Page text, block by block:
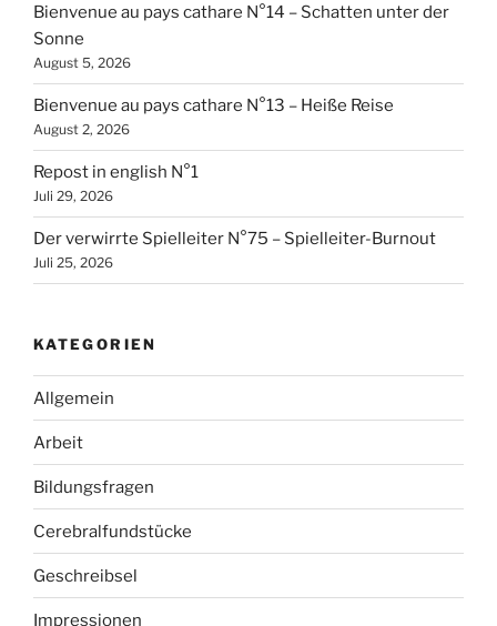
Bienvenue au pays cathare N°14 – Schatten unter der
Sonne
August 5, 2026
Bienvenue au pays cathare N°13 – Heiße Reise
August 2, 2026
Repost in english N°1
Juli 29, 2026
Der verwirrte Spielleiter N°75 – Spielleiter-Burnout
Juli 25, 2026
KATEGORIEN
Allgemein
Arbeit
Bildungsfragen
Cerebralfundstücke
Geschreibsel
Impressionen